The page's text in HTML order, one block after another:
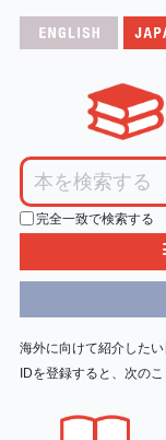
完全一致で検索する
海外に向けて紹介した
IDを登録すると、次の